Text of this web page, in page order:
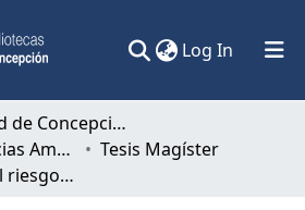
Log In (current)
Universidad de Concepción
Facultad de Ciencias Ambientales
Tesis Magíster
La percepción del riesgo y la prevención de incendios forestales en Concepción, Chile: un estudio de métodos mixtos con implicaciones para la planificación territorial.